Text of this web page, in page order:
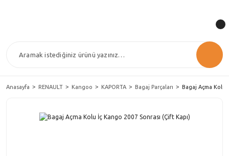
Anasayfa RENAULT Kangoo KAPORTA Bagaj Parçaları Bagaj Açma Kolu